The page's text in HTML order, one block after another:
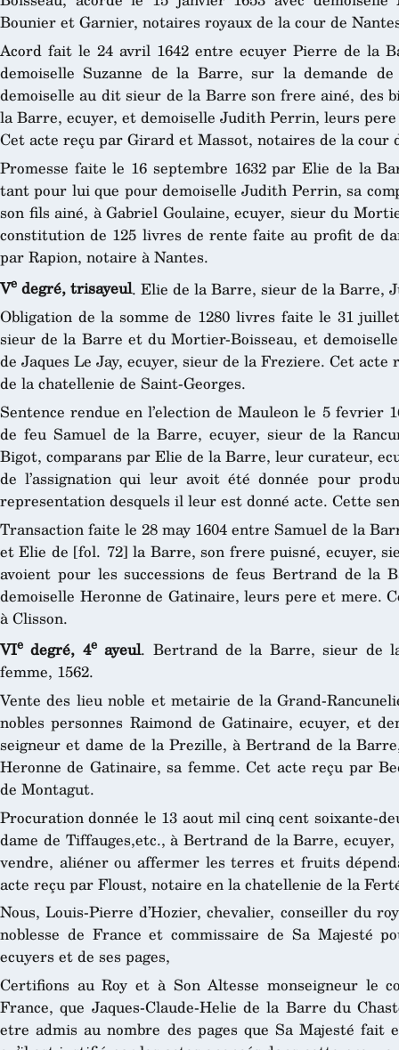
Bounier et Garnier, notaires royaux de la cour de
Acord fait le 24 avril 1642 entre ecuyer Pierre de la
demoiselle Suzanne de la Barre, sur la demande
demoiselle au dit sieur de la Barre son frere ainé, des
la Barre, ecuyer, et demoiselle Judith Perrin, leurs
Cet acte reçu par Girard et Massot, notaires de la cour
Promesse faite le 16 septembre 1632 par Elie de la
tant pour lui que pour demoiselle Judith Perrin, sa
son fils ainé, à Gabriel Goulaine, ecuyer, sieur du
constitution de 125 livres de rente faite au profit de
par Rapion, notaire à Nantes.
Ve degré, trisayeul. Elie de la Barre, sieur de la Barre,
Obligation de la somme de 1280 livres faite le 31
sieur de la Barre et du Mortier-Boisseau, et
de Jaques Le Jay, ecuyer, sieur de la Freziere. Cet
de la chatellenie de Saint-Georges.
Sentence rendue en l’election de Mauleon le 5 fevrier
de feu Samuel de la Barre, ecuyer, sieur de la
Bigot, comparans par Elie de la Barre, leur curateur,
de l’assignation qui leur avoit été donnée pour
representation desquels il leur est donné acte. Cette
Transaction faite le 28 may 1604 entre Samuel de la
et Elie de [fol. 72] la Barre, son frere puisné, ecuyer,
avoient pour les successions de feus Bertrand de la
demoiselle Heronne de Gatinaire, leurs pere et mere.
à Clisson.
VIe degré, 4eayeul. Bertrand de la Barre, sieur de
femme, 1562.
Vente des lieu noble et metairie de la Grand-
nobles personnes Raimond de Gatinaire, ecuyer, et
seigneur et dame de la Prezille, à Bertrand de la
Heronne de Gatinaire, sa femme. Cet acte reçu par
de Montagut.
Procuration donnée le 13 aout mil cinq cent soixante-
dame de Tiffauges,etc., à Bertrand de la Barre,
vendre, aliéner ou affermer les terres et fruits
acte reçu par Floust, notaire en la chatellenie de la
Nous, Louis-Pierre d’Hozier, chevalier, conseiller du
noblesse de France et commissaire de Sa Majesté
ecuyers et de ses pages,
Certifions au Roy et à Son Altesse monseigneur le
France, que Jaques-Claude-Helie de la Barre du
etre admis au nombre des pages que Sa Majesté fait